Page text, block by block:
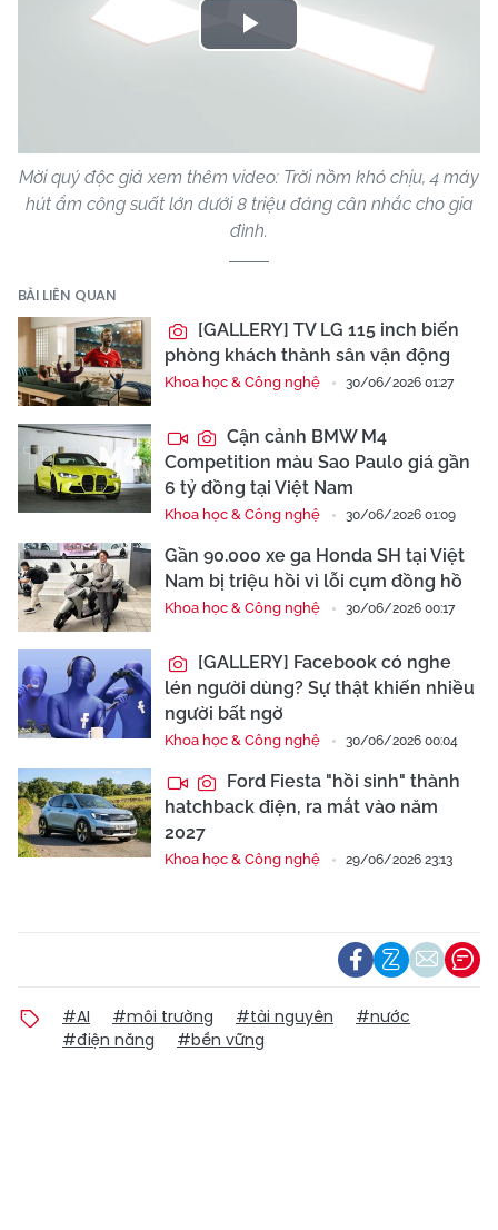
Play
Mời quý độc giả xem thêm video: Trời nồm khó chịu, 4 máy
hút ẩm công suất lớn dưới 8 triệu đáng cân nhắc cho gia
đình.
BÀI LIÊN QUAN
[GALLERY] TV LG 115 inch biến
phòng khách thành sân vận động
Khoa học & Công nghệ 30/06/2026 01:27
Cận cảnh BMW M4
Competition màu Sao Paulo giá gần
6 tỷ đồng tại Việt Nam
Khoa học & Công nghệ 30/06/2026 01:09
Gần 90.000 xe ga Honda SH tại Việt
Nam bị triệu hồi vì lỗi cụm đồng hồ
Khoa học & Công nghệ 30/06/2026 00:17
[GALLERY] Facebook có nghe
lén người dùng? Sự thật khiến nhiều
người bất ngờ
Khoa học & Công nghệ 30/06/2026 00:04
Ford Fiesta "hồi sinh" thành
hatchback điện, ra mắt vào năm
2027
Khoa học & Công nghệ 29/06/2026 23:13
#AI #môi trường #tài nguyên
#nước
#điện năng
#bền vững